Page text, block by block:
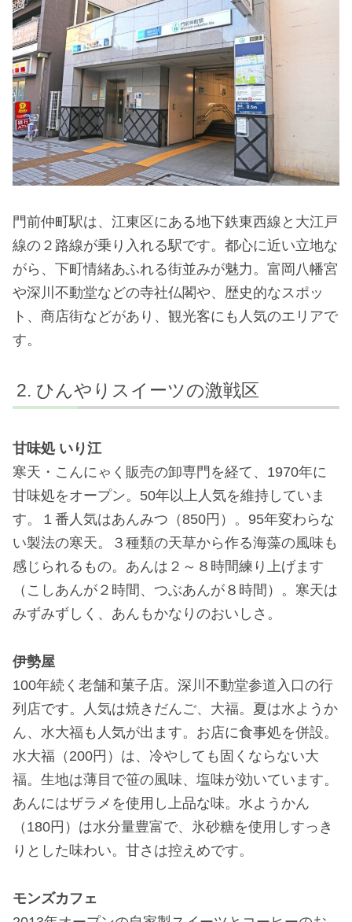
門前仲町駅は、江東区にある地下鉄東西線と大江戸
線の２路線が乗り入れる駅です。都心に近い立地な
がら、下町情緒あふれる街並みが魅力。富岡八幡宮
や深川不動堂などの寺社仏閣や、歴史的なスポッ
ト、商店街などがあり、観光客にも人気のエリアで
す。
ひんやりスイーツの激戦区
甘味処 いり江
寒天・こんにゃく販売の卸専門を経て、1970年に
甘味処をオープン。50年以上人気を維持していま
す。１番人気はあんみつ（850円）。95年変わらな
い製法の寒天。３種類の天草から作る海藻の風味も
感じられるもの。あんは２～８時間練り上げます
（こしあんが２時間、つぶあんが８時間）。寒天は
みずみずしく、あんもかなりのおいしさ。
伊勢屋
100年続く老舗和菓子店。深川不動堂参道入口の行
列店です。人気は焼きだんご、大福。夏は水ようか
ん、水大福も人気が出ます。お店に食事処を併設。
水大福（200円）は、冷やしても固くならない大
福。生地は薄目で笹の風味、塩味が効いています。
あんにはザラメを使用し上品な味。水ようかん
（180円）は水分量豊富で、氷砂糖を使用しすっき
りとした味わい。甘さは控えめです。
モンズカフェ